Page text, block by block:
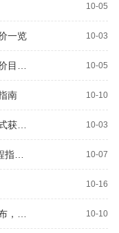
10-05
一览 10-03
10-05
南 10-10
10-03
10-07
10-16
10-10